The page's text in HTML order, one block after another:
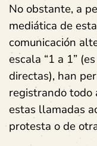
No obstante, a
mediática de
comunicación
escala “1 a 1”
directas), han
registrando todo
estas llamadas
protesta o de